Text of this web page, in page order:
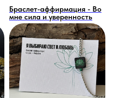
Браслет-аффирмация - Во
мне сила и уверенность